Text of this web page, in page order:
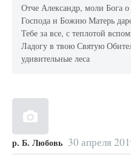
Отче Александр, моли Бога
Господа и Божию Матерь
Тебе за все, с теплотой
Ладогу в твою Святую
удивительные леса
р. Б. Любовь 30 апреля